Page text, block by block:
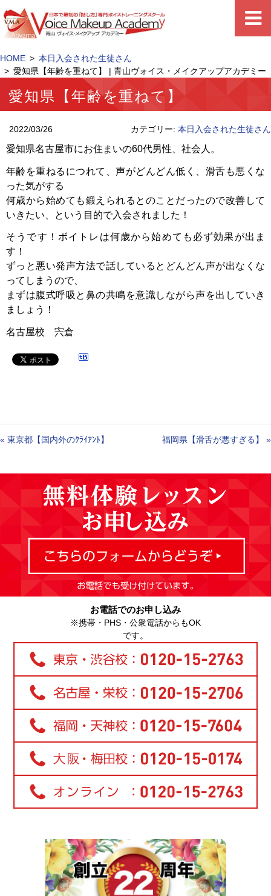
HOME
本日入会された生徒さん
愛知県【年齢を重ねて】 | 青山ヴォイス・メイクアップアカデミー
愛知県【年齢を重ねて】
2022/03/26 カテゴリー: 本日入会された生徒さん
愛知県名古屋市にお住まいの60代男性、社会人。
年齢を重ねるにつれて、声がどんどん低く、滑舌も悪くな
った気がする
何歳から始めても鍛えられるとのことだったので改善して
いきたい、という目的で入会されました！
そうです！ボイトレは何歳から始めても必ず効果が出ま
す！
ずっと悪い発声方法で話しているとどんどん声が出なくな
ってしまうので、
まずは腹式呼吸と鼻の共鳴を意識しながら声を出していき
ましょう！
名古屋校 宍倉
« 東京都【国内外のｸﾗｲｱﾝﾄ】 福岡県【滑舌が悪すぎる】 »
お電話でのお申し込み
※携帯・PHS・公衆電話からもOK
です。